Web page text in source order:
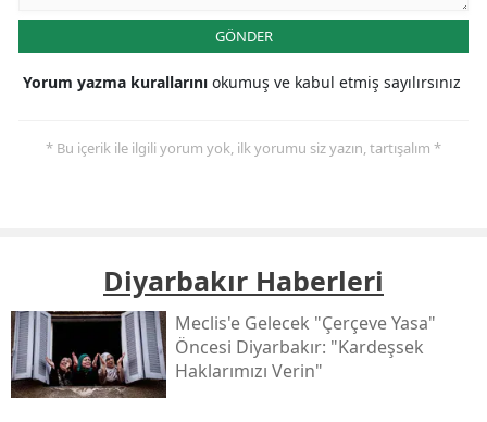
GÖNDER
Yorum yazma kurallarını okumuş ve kabul etmiş sayılırsınız
* Bu içerik ile ilgili yorum yok, ilk yorumu siz yazın, tartışalım *
Diyarbakır Haberleri
Meclis'e Gelecek "çerçeve Yasa"
Öncesi Diyarbakır: "kardeşsek
Haklarımızı Verin"